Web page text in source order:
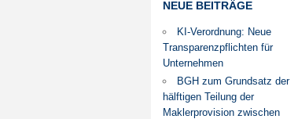
NEUE BEITRÄGE
KI-Verordnung: Neue
Transparenzpflichten für
Unternehmen
BGH zum Grundsatz der
hälftigen Teilung der
Maklerprovision zwischen